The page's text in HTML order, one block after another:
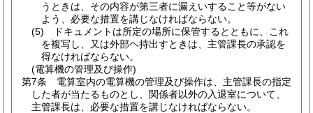
うときは、その内容が第三者に漏えいすること等がない
よう、必要な措置を講じなければならない。
(5)
ドキュメントは所定の場所に保管するとともに、これ
を複写し、又は外部ヘ持出すときは、主管課長の承認を
得なければならない。
(電算機の管理及び操作)
第7条
電算室内の電算機の管理及び操作は、主管課長の指定
した者が当たるものとし、関係者以外の入退室について、
主管課長は、必要な措置を講じなければならない。